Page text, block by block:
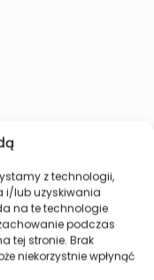
z technologii,
i/lub uzyskiwania
na te technologie
podczas
tej stronie. Brak
niekorzystnie wpłynąć